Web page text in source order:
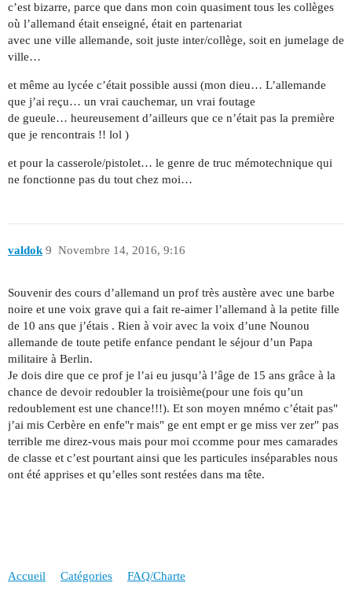
c’est bizarre, parce que dans mon coin quasiment tous les collèges
où l’allemand était enseigné, était en partenariat
avec une ville allemande, soit juste inter/collège, soit en jumelage de
ville…
et même au lycée c’était possible aussi (mon dieu… L’allemande
que j’ai reçu… un vrai cauchemar, un vrai foutage
de gueule… heureusement d’ailleurs que ce n’était pas la première
que je rencontrais !! lol )
et pour la casserole/pistolet… le genre de truc mémotechnique qui
ne fonctionne pas du tout chez moi…
valdok Novembre 14, 2016, 9:16
9
Souvenir des cours d’allemand un prof très austère avec une barbe
noire et une voix grave qui a fait re-aimer l’allemand à la petite fille
de 10 ans que j’étais . Rien à voir avec la voix d’une Nounou
allemande de toute petife enfance pendant le séjour d’un Papa
militaire à Berlin.
Je dois dire que ce prof je l’ai eu jusqu’à l’âge de 15 ans grâce à la
chance de devoir redoubler la troisième(pour une fois qu’un
redoublement est une chance!!!). Et son moyen mnémo c’était pas"
j’ai mis Cerbère en enfe"r mais" ge ent empt er ge miss ver zer" pas
terrible me direz-vous mais pour moi ccomme pour mes camarades
de classe et c’est pourtant ainsi que les particules inséparables nous
ont été apprises et qu’elles sont restées dans ma tête.
Accueil Catégories FAQ/Charte